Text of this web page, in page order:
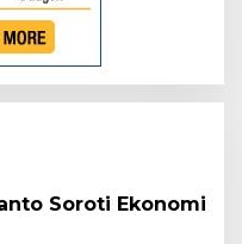
Soroti Ekonomi